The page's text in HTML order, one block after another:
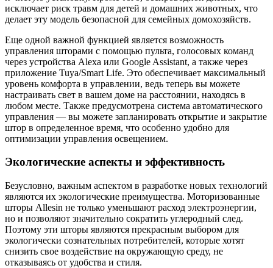
исключает риск травм для детей и домашних животных, что
делает эту модель безопасной для семейных домохозяйств.
Еще одной важной функцией является возможность
управления шторами с помощью пульта, голосовых команд
через устройства Alexa или Google Assistant, а также через
приложение Tuya/Smart Life. Это обеспечивает максимальный
уровень комфорта в управлении, ведь теперь вы можете
настраивать свет в вашем доме на расстоянии, находясь в
любом месте. Также предусмотрена система автоматического
управления — вы можете запланировать открытие и закрытие
штор в определенное время, что особенно удобно для
оптимизации управления освещением.
Экологические аспекты и эффективность
Безусловно, важным аспектом в разработке новых технологий
являются их экологические преимущества. Моторизованные
шторы Allesin не только уменьшают расход электроэнергии,
но и позволяют значительно сократить углеродный след.
Поэтому эти шторы являются прекрасным выбором для
экологически сознательных потребителей, которые хотят
снизить свое воздействие на окружающую среду, не
отказываясь от удобства и стиля.